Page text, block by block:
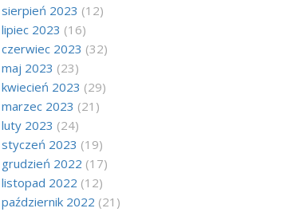
sierpień 2023 (12)
lipiec 2023 (16)
czerwiec 2023 (32)
maj 2023 (23)
kwiecień 2023 (29)
marzec 2023 (21)
luty 2023 (24)
styczeń 2023 (19)
grudzień 2022 (17)
listopad 2022 (12)
październik 2022 (21)